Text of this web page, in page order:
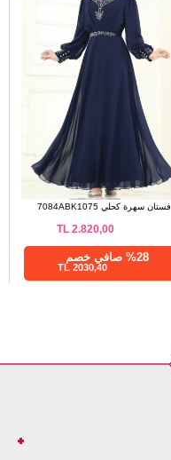
فستان سهرة كحلي 7084ABK1075
2.820,00
%28 صافي خصم
2030,40 TL